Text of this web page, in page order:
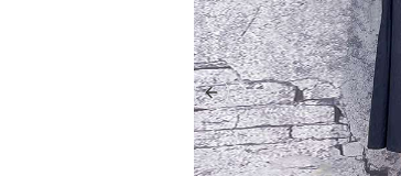
Previous slide